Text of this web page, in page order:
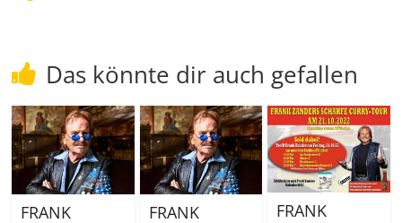
Das könnte dir auch gefallen
FRANK
FRANK
FRANK